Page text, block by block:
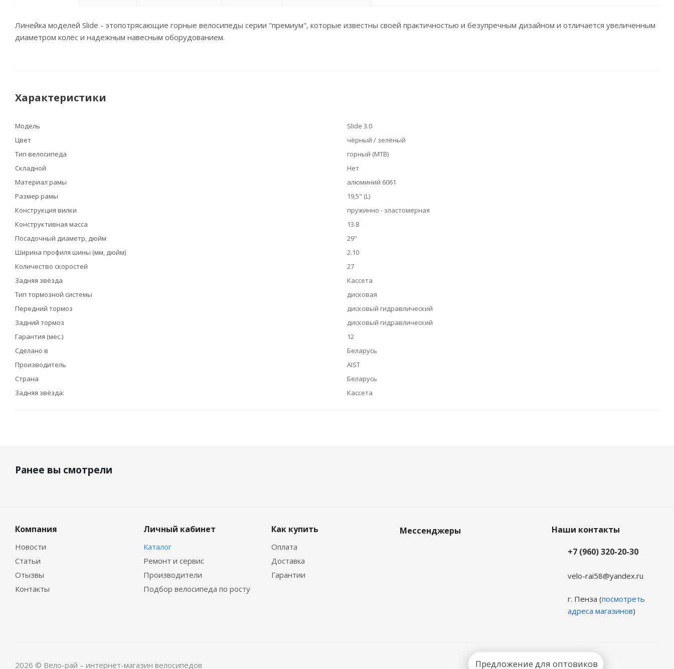
Линейка моделей Slide - этопотрясающие горные велосипеды серии "премиум", которые известны своей практичностью и безупречным дизайном и отличается увеличенным
диаметром колёс и надежным навесным оборудованием.
Характеристики
Модель
Slide 3.0
Цвет
чёрный / зелёный
Тип велосипеда
горный (MTB)
Складной
Нет
Материал рамы
алюминий 6061
Размер рамы
19,5" (L)
Конструкция вилки
пружинно - эластомерная
Конструктивная масса
13.8
Посадочный диаметр, дюйм
29"
Ширина профиля шины (мм, дюйм)
2.10
Количество скоростей
27
Задняя звёзда
Кассета
Тип тормозной системы
дисковая
Передний тормоз
дисковый гидравлический
Задний тормоз
дисковый гидравлический
Гарантия (мес.)
12
Сделано в
Беларусь
Производитель
AIST
Страна
Беларусь
Задняя звёзда:
Кассета
Ранее вы смотрели
Компания
Новости
Статьи
Отызвы
Контакты
Личный кабинет
Каталог
Ремонт и сервис
Производители
Подбор велосипеда по росту
Как купить
Оплата
Доставка
Гарантии
Мессенджеры
Наши контакты
+7 (960) 320-20-30
velo-rai58@yandex.ru
г. Пенза (посмотреть
адреса магазинов)
2026 © Вело-рай – интернет-магазин велосипедов Предложение для оптовиков